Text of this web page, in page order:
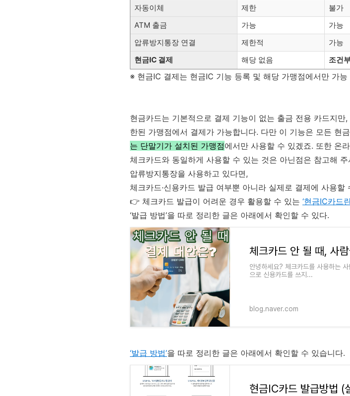
자동이체
제한
불가
ATM 출금
가능
가능
압류방지통장 연결
제한적
가능
현금IC 결제
해당 없음 조건
※ 현금IC 결제는 현금IC 기능 등록 및 해당 가맹점에서만 가능
현금카드는 기본적으로 결제 기능이 없는 출금 전용 카드지
한된 가맹점에서 결제가 가능합니다. 다만 이 기능은 모든 현
는 단말기가 설치된 가맹점에서만 사용할 수 있겠죠. 또한 온
체크카드와 동일하게 사용할 수 있는 것은 아닌점은 참고해 주
압류방지통장을 사용하고 있다면,
체크카드·신용카드 발급 여부뿐 아니라 실제로 결제에 사용
👉 체크카드 발급이 어려운 경우 활용할 수 있는 ‘현금IC카드
‘발급 방법’을 따로 정리한 글은 아래에서 확인할 수 있다.
체크카드 안 될 때, 사
안녕하세요? 체크카드를 사용하는
으로 신용카드를 쓰지...
blog.naver.com
‘발급 방법’을 따로 정리한 글은 아래에서 확인할 수 있습니다.
현금IC카드 발급방법 (